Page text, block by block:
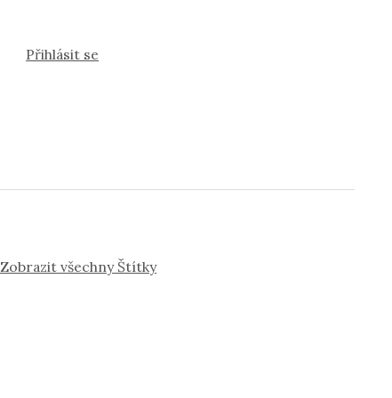
Přihlásit se
Zobrazit všechny Štítky